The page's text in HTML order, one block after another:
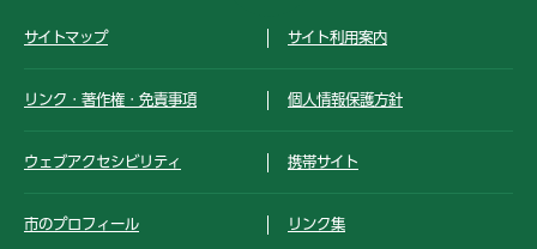
サイトマップ サイト利用案内
リンク・著作権・免責事項 個人情報保護方針
ウェブアクセシビリティ 携帯サイト
市のプロフィール リンク集